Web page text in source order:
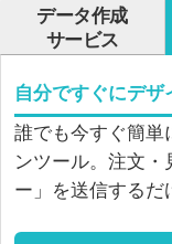
データ作成
サービス
自分ですぐにデザ
誰でも今すぐ簡単
ンツール。注文
ー」を送信するだ